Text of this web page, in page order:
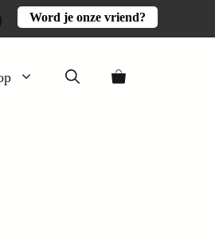
InstagramWord je onze vriend?